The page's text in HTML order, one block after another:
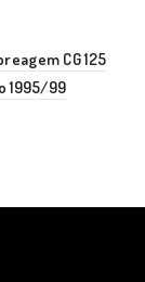
CG 125
1995/99